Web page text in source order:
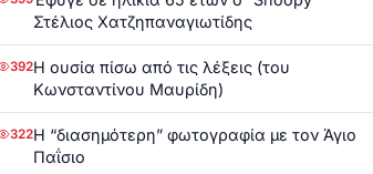
Στέλιος Χατζηπαναγιωτίδης
392Η ουσία πίσω από τις λέξεις (του
Κωνσταντίνου Μαυρίδη)
322Η “διασημότερη” φωτογραφία με τον Άγιο
Παΐσιο